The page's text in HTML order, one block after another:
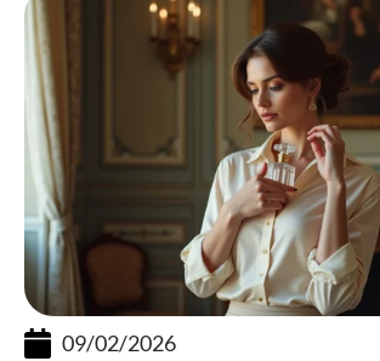
09/02/2026